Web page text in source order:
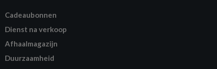
Cadeaubonnen
Dienst na verkoop
Afhaalmagazijn
Duurzaamheid